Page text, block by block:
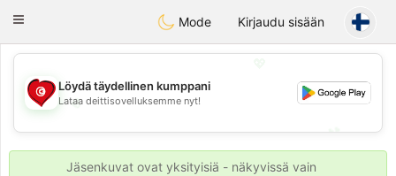
Tunisia Dating
Toggle
Mode Kirjaudu sisään
💖
💕
Löydä täydellinen kumppani
Lataa deittisovelluksemme nyt!
Jäsenkuvat ovat yksityisiä - näkyvissä vain